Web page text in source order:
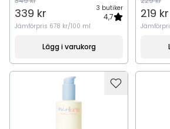
339 kr 3 butiker
4,7
Jämförpris 678 kr/100 ml
Lägg i varukorg
219 kr